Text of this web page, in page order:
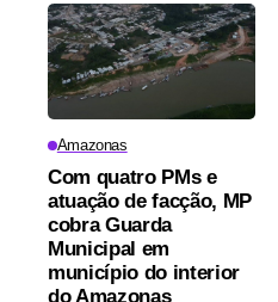
Amazonas
Com quatro PMs e
atuação de facção, MP
cobra Guarda
Municipal em
município do interior
do Amazonas